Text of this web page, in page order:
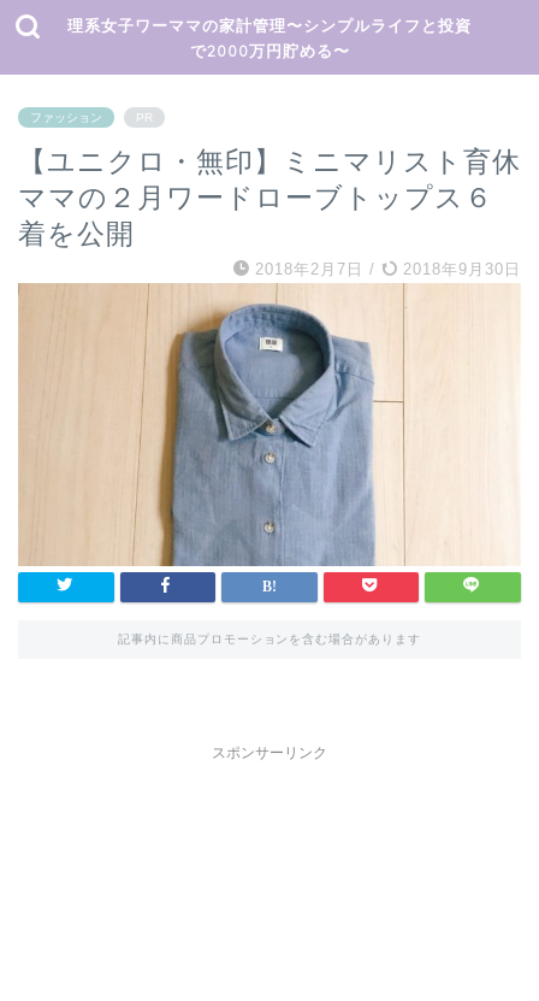
理系女子ワーママの家計管理〜シンプルライフと投資
で2000万円貯める〜
ファッション PR
【ユニクロ・無印】ミニマリスト育休
ママの２月ワードローブトップス６
着を公開
2018年2月7日 / 2018年9月30日
記事内に商品プロモーションを含む場合があります
スポンサーリンク